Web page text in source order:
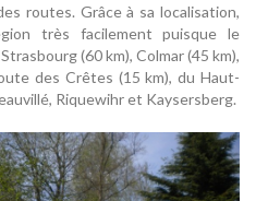
routes. Grâce à sa localisation,
très facilement puisque le
(60 km), Colmar (45 km),
des Crêtes (15 km), du Haut-
Riquewihr et Kaysersberg.